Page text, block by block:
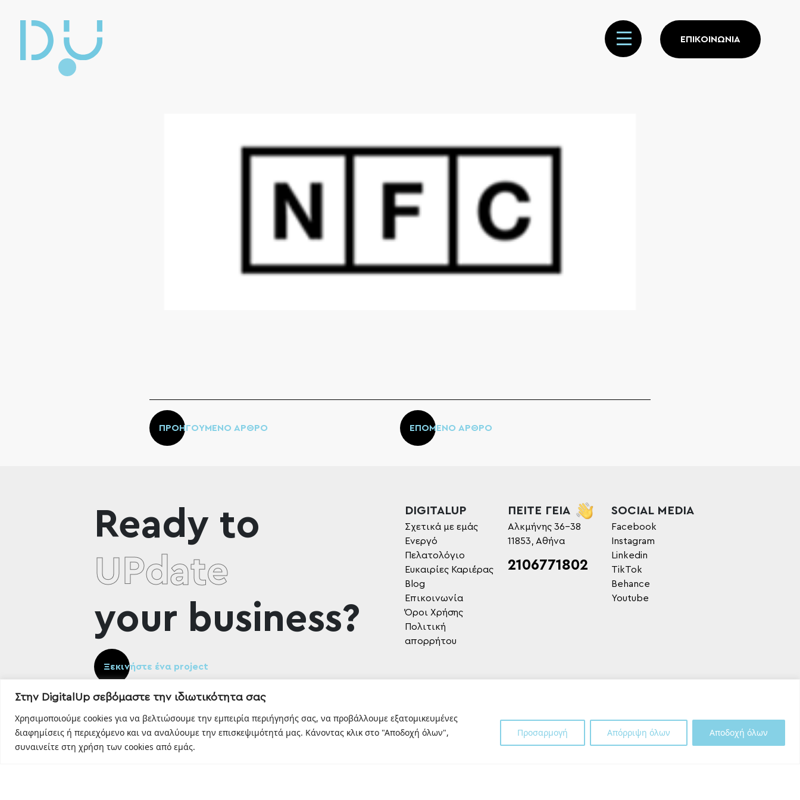
Στην DigitalUp σεβόμαστε την ιδιωτικότητα σας
Χρησιμοποιούμε cookies για να βελτιώσουμε την εμπειρία περιήγησής σας, να προβάλλουμε εξατομικευμένες
διαφημίσεις ή περιεχόμενο και να αναλύουμε την επισκεψιμότητά μας. Κάνοντας κλικ στο "Αποδοχή όλων",
συναινείτε στη χρήση των cookies από εμάς.
Προσαρμογή Απόρριψη όλων Αποδοχή όλων
ΕΠΙΚΟΙΝΩΝΙΑ
ΠΡΟΗΓΟΥΜΕΝΟ ΑΡΘΡΟ ΕΠΟΜΕΝΟ ΑΡΘΡΟ
Ready to
UPdate
your business?
Ξεκινήστε ένα project
DIGITALUP
Σχετικά με εμάς
Ενεργό
Πελατολόγιο
Ευκαιρίες Καριέρας
Blog
Επικοινωνία
Όροι Χρήσης
Πολιτική
απορρήτου
ΠΕΙΤΕ ΓΕΙΑ
Αλκμήνης 36-38
11853, Αθήνα
2106771802
SOCIAL MEDIA
Facebook
Instagram
Linkedin
TikTok
Behance
Youtube
Shipping Partner